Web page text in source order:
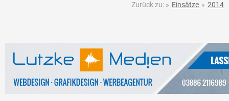
Zurück zu: » Einsätze » 2014